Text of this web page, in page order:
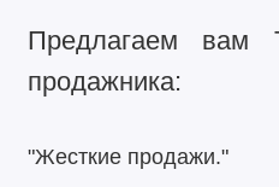
Предлагаем вам
продажника:
"Жесткие продажи."